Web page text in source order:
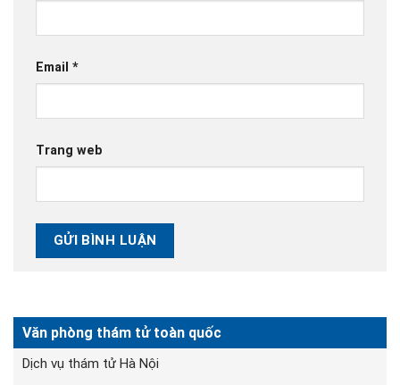
Văn phòng thám tử toàn quốc
Dịch vụ thám tử Hà Nội
Email *
Trang web